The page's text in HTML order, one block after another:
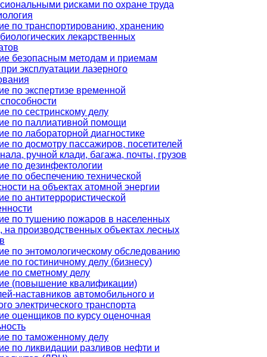
рисками по охране труда
по транспортированию, хранению
лекарственных
безопасным методам и приемам
эксплуатации лазерного
по экспертизе временной
по сестринскому делу
по паллиативной помощи
по лабораторной диагностике
по досмотру пассажиров, посетителей
ручной клади, багажа, почты, грузов
по дезинфектологии
по обеспечению технической
на объектах атомной энергии
по антитеррористической
по тушению пожаров в населенных
на производственных объектах лесных
по энтомологическому обследованию
по гостиничному делу (бизнесу)
по сметному делу
(повышение квалификации)
наставников автомобильного и
электрического транспорта
оценщиков по курсу оценочная
по таможенному делу
по ликвидации разливов нефти и